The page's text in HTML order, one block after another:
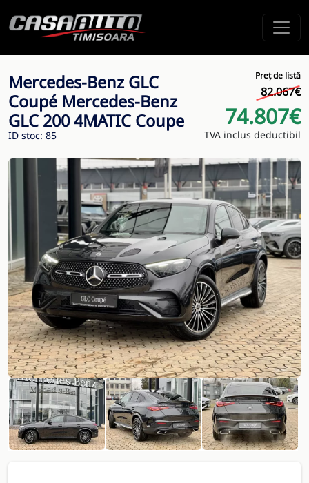
Mercedes-Benz GLC
Coupé Mercedes-Benz
GLC 200 4MATIC Coupe
ID stoc: 85
Preț de listă
82.067€
74.807€
TVA inclus deductibil